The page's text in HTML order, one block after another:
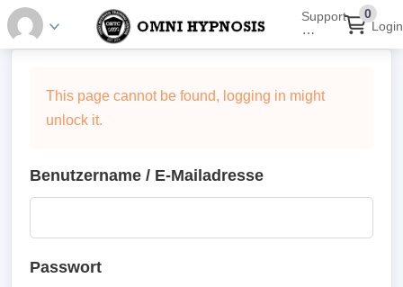
Support
⋯
0
Login
This page cannot be found, logging in might
unlock it.
Benutzername / E-Mailadresse
Passwort